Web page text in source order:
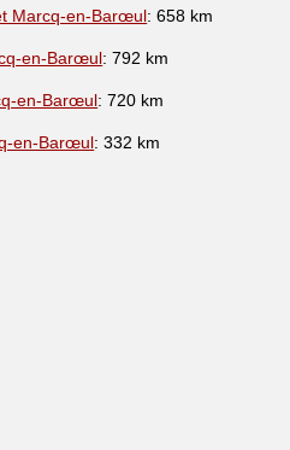
Marcq-en-Barœul: 658 km
en-Barœul: 792 km
en-Barœul: 720 km
en-Barœul: 332 km